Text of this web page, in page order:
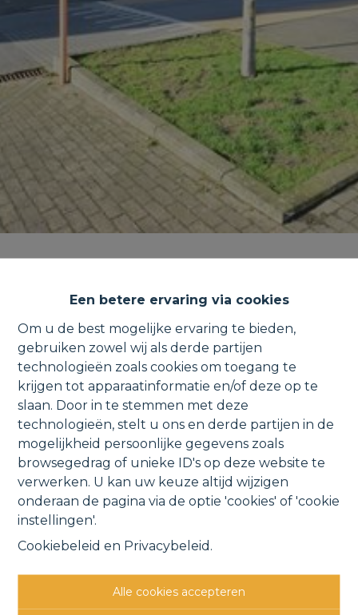
Een betere ervaring via cookies
Om u de best mogelijke ervaring te bieden,
gebruiken zowel wij als derde partijen
technologieën zoals cookies om toegang te
krijgen tot apparaatinformatie en/of deze op te
slaan. Door in te stemmen met deze
technologieën, stelt u ons en derde partijen in de
mogelijkheid persoonlijke gegevens zoals
browsegedrag of unieke ID's op deze website te
verwerken. U kan uw keuze altijd wijzigen
onderaan de pagina via de optie 'cookies' of 'cookie
instellingen'.
Cookiebeleid en Privacybeleid .
Alle cookies accepteren
Ruim appartement met
ondergrondse garagebox en
vaartzicht.
Westdijk 34 4, 1880 Kapelle-op-den-Bos
VERHUURD
Vorige